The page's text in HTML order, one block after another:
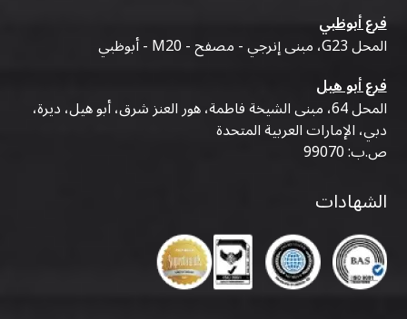
فرع أبوظبي
المحل G23، مبنى إنرجي - مصفح - M20 - أبوظبي
فرع أبو هيل
المحل 64، مبنى الشيخة فاطمة، هور العنز شرق، أبو هيل، ديرة،
دبي، الإمارات العربية المتحدة
ص.ب: 99070
الشهادات